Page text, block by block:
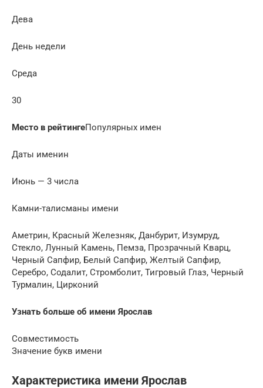
Дева
День недели
Среда
30
Место в рейтингеПопулярных имен
Даты именин
Июнь — 3 числа
Камни-талисманы имени
Аметрин, Красный Железняк, Данбурит, Изумруд,
Стекло, Лунный Камень, Пемза, Прозрачный Кварц,
Черный Сапфир, Белый Сапфир, Желтый Сапфир,
Серебро, Содалит, Стромболит, Тигровый Глаз, Черный
Турмалин, Цирконий
Узнать больше об имени Ярослав
Совместимость
Значение букв имени
Характеристика имени Ярослав